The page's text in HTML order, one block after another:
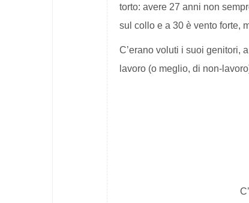
torto: avere 27 anni non
sul collo e a 30 è vento forte,
C’erano voluti i suoi genitori,
lavoro (o meglio, di non-